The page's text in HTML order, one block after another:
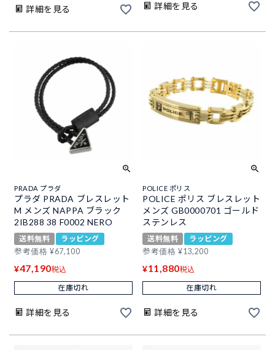
詳細を見る 詳細を見る
PRADA プラダ
プラダ PRADA ブレスレット
M メンズ NAPPA ブラック
2IB288 38 F0002 NERO
送料無料
ラッピング
参考価格 ¥67,100
¥47,190税込
在庫切れ
詳細を見る
POLICE ポリス
POLICE ポリス ブレスレット
メンズ GB0000701 ゴールド
ステンレス
送料無料
ラッピング
参考価格 ¥13,200
¥11,880税込
在庫切れ
詳細を見る